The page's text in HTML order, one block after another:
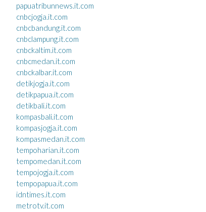
papuatribunnews.it.com
cnbcjogja.it.com
cnbcbandung.it.com
cnbclampung.it.com
cnbckaltim.it.com
cnbcmedan.it.com
cnbckalbar.it.com
detikjogja.it.com
detikpapua.it.com
detikbali.it.com
kompasbali.it.com
kompasjogja.it.com
kompasmedan.it.com
tempoharian.it.com
tempomedan.it.com
tempojogja.it.com
tempopapua.it.com
idntimes.it.com
metrotv.it.com